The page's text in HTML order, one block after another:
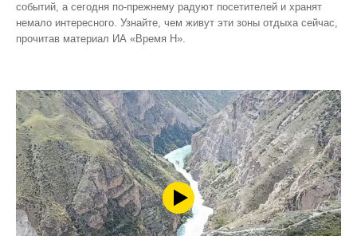
событий, а сегодня по‑прежнему радуют посетителей и хранят
немало интересного. Узнайте, чем живут эти зоны отдыха сейчас,
прочитав материал ИА «Время Н».